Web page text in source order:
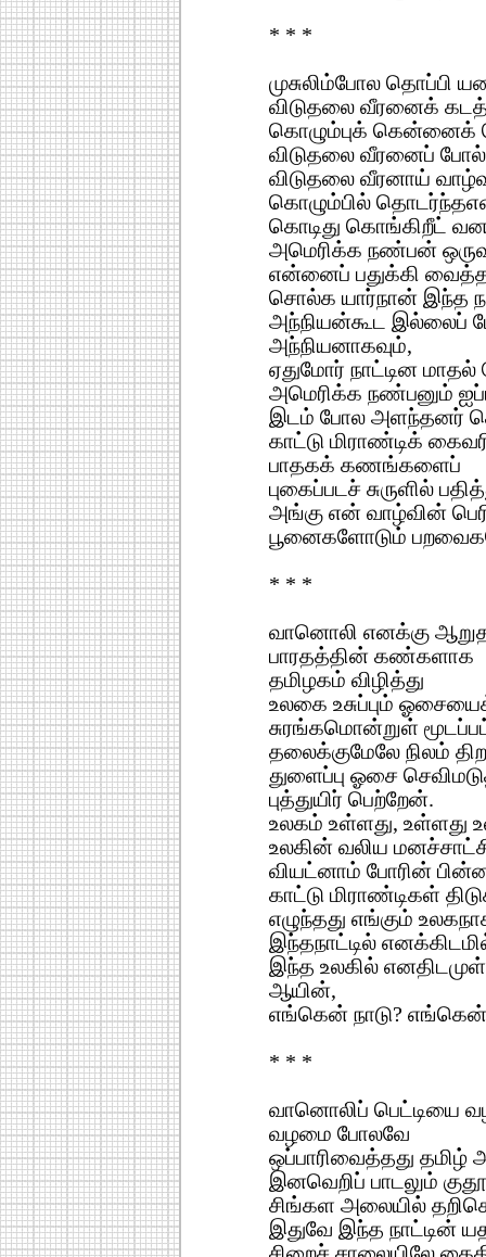
* * *
முசுலிம்போல தொப்பி
விடுதலை வீரனைக்
கொழும்புக்
விடுதலை வீரனைப்
விடுதலை வீரனாய்
கொழும்பில்
கொடிது கொங்கிறீட்
அமெரிக்க நண்பன்
என்னைப் பதுக்கி
சொல்க யார்நான் இந்த
அந்நியன்கூட இல்லைப்
அந்நியனாகவும்,
ஏதுமோர் நாட்டின
அமெரிக்க நண்பனும்
இடம் போல அளந்தனர்
காட்டு மிராண்டிக்
பாதகக் கணங்களைப்
புகைப்படச் சுருளில்
அங்கு என் வாழ்வின்
பூனைகளோடும்
* * *
வானொலி எனக்கு
பாரதத்தின் கண்களாக
தமிழகம் விழித்து
உலகை உசுப்பும்
சுரங்கமொன்றுள்
தலைக்குமேலே நிலம்
துளைப்பு ஓசை
புத்துயிர் பெற்றேன்.
உலகம் உள்ளது, உள்ளது
உலகின் வலிய
வியட்னாம் போரின்
காட்டு மிராண்டிகள்
எழுந்தது எங்கும்
இந்தநாட்டில்
இந்த உலகில்
ஆயின்,
எங்கென் நாடு? எங்கென்
* * *
வானொலிப் பெட்டியை
வழமை போலவே
ஒப்பாரிவைத்தது தமிழ்
இனவெறிப் பாடலும்
சிங்கள அலையில்
இதுவே இந்த நாட்டின்